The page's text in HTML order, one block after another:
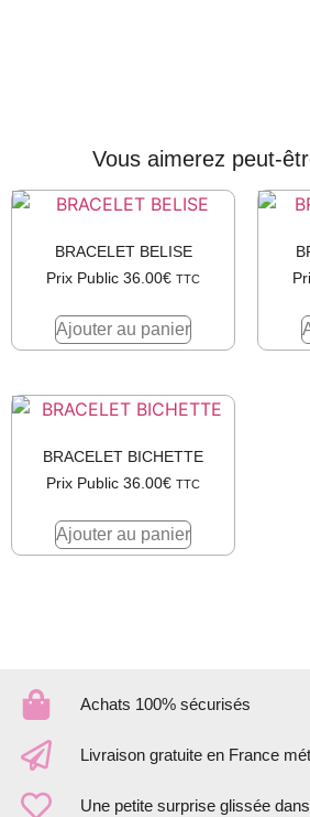
Vous aimerez peut-
BRACELET BELISE
Prix Public 36.00€ TTC
Ajouter au panier
BRACELET BICHETTE
Prix Public 36.00€ TTC
Ajouter au panier
Achats 100% sécurisés
Livraison gratuite en France
Une petite surprise glissée